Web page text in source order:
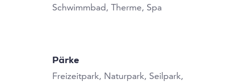
Schwimmbad, Therme, Spa
Pärke
Freizeitpark, Naturpark, Seilpark,